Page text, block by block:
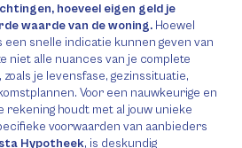
hoeveel eigen geld je
waarde van de woning. Hoewel
een snelle indicatie kunnen geven van
niet alle nuances van je complete
je levensfase, gezinssituatie,
Voor een nauwkeurige en
rekening houdt met al jouw unieke
voorwaarden van aanbieders
Hypotheek, is deskundig